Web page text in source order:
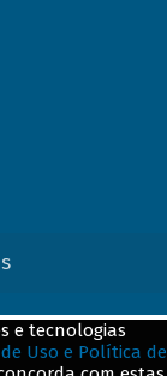
e tecnologias
Uso e Política de